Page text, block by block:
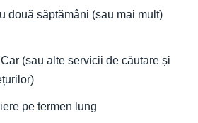
două săptămâni (sau mai mult)
(sau alte servicii de căutare și
pe termen lung